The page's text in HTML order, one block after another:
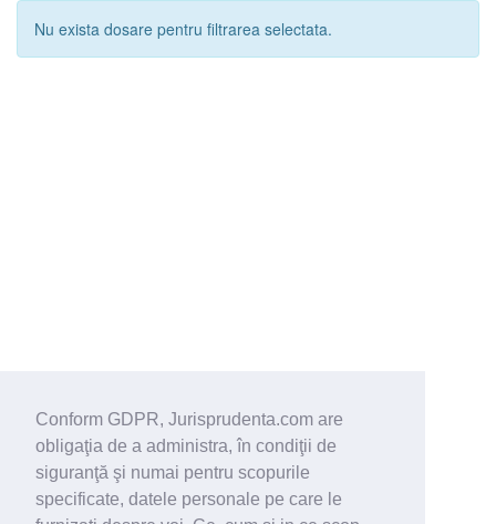
Conform GDPR, Jurisprudenta.com are
obligaţia de a administra, în condiţii de
siguranţă şi numai pentru scopurile
specificate, datele personale pe care le
Nu exista dosare pentru filtrarea selectata.